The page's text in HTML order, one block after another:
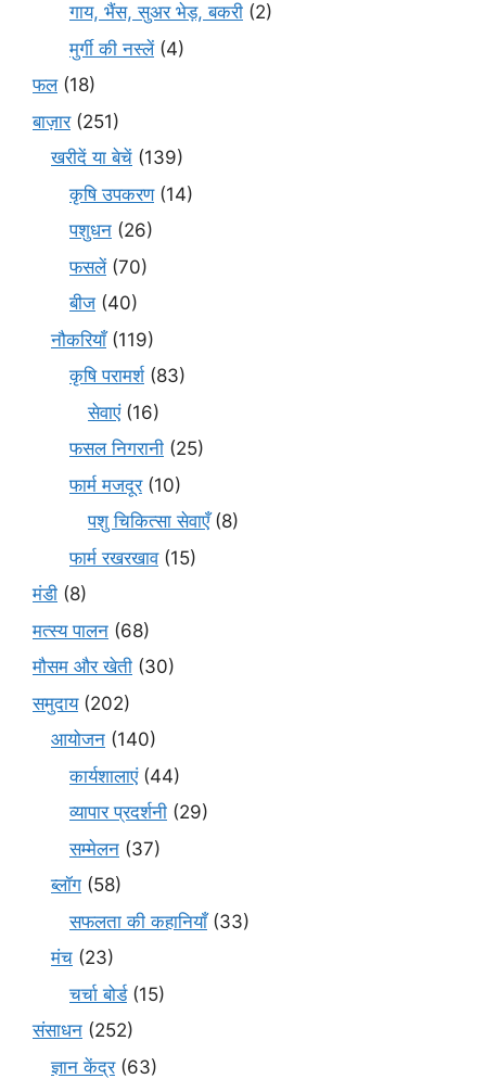
गाय, भैंस, सुअर भेड़, बकरी (2)
मुर्गी की नस्लें(4)
फल(18)
बाज़ार(251)
खरीदें या बेचें (139)
कृषि उपकरण(14)
पशुधन (26)
फसलें(70)
बीज (40)
नौकरियाँ(119)
कृषि परामर्श(83)
सेवाएं(16)
फसल निगरानी (25)
फार्म मजदूर(10)
पशु चिकित्सा सेवाएँ(8)
फार्म रखरखाव(15)
मंडी (8)
मत्स्य पालन (68)
मौसम और खेती (30)
समुदाय(202)
आयोजन (140)
कार्यशालाएं(44)
व्यापार प्रदर्शनी (29)
सम्मेलन (37)
ब्लॉग (58)
सफलता की कहानियाँ(33)
मंच (23)
चर्चा बोर्ड(15)
संसाधन (252)
ज्ञान केंद्र(63)